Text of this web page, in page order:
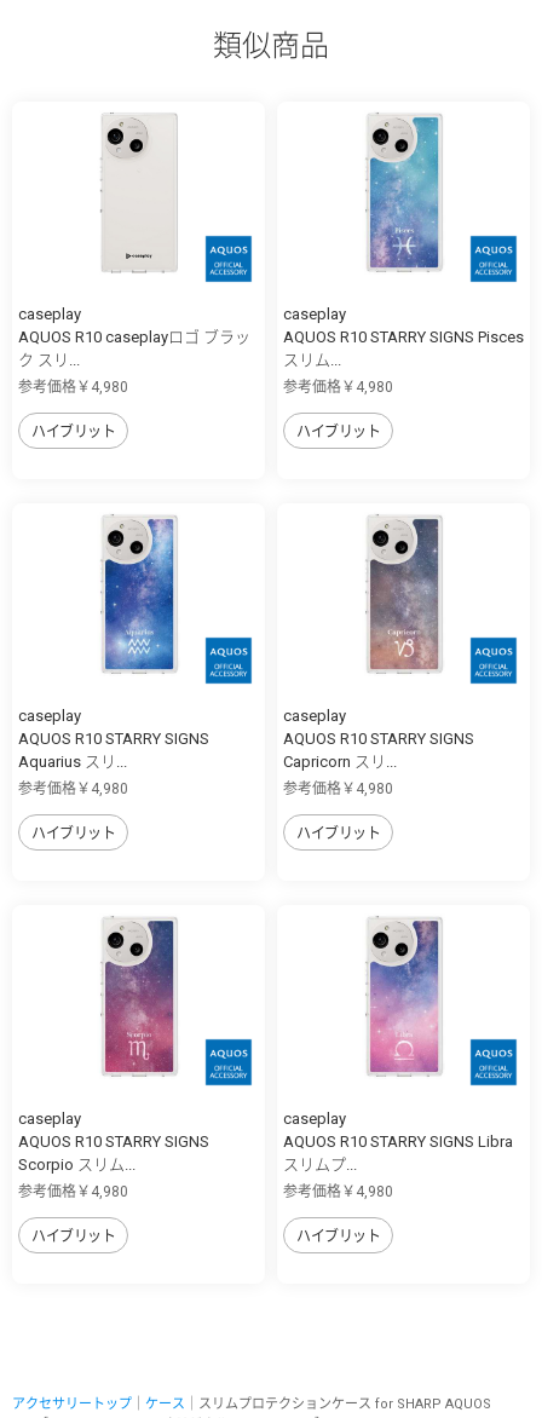
類似商品
caseplay
AQUOS R10 caseplayロゴ ブラッ
ク スリ...
参考価格￥4,980
ハイブリット
caseplay
AQUOS R10 STARRY SIGNS Pisces
スリム...
参考価格￥4,980
ハイブリット
caseplay
AQUOS R10 STARRY SIGNS
Aquarius スリ...
参考価格￥4,980
ハイブリット
caseplay
AQUOS R10 STARRY SIGNS
Capricorn スリ...
参考価格￥4,980
ハイブリット
caseplay
AQUOS R10 STARRY SIGNS
Scorpio スリム...
参考価格￥4,980
ハイブリット
caseplay
AQUOS R10 STARRY SIGNS Libra
スリムプ...
参考価格￥4,980
ハイブリット
アクセサリートップ ケース ｜スリムプロテクションケース for SHARP AQUOS